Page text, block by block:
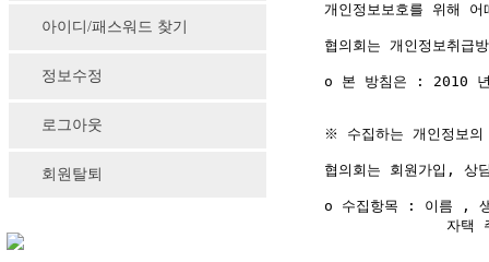
아이디/패스워드 찾기
정보수정
로그아웃
회원탈퇴
개인정보보호를 위해
협의회는 개인정보취
ο 본 방침은 : 2010
※ 수집하는 개인정보의
협의회는 회원가입, 상
ο 수집항목 : 이름 ,
자택